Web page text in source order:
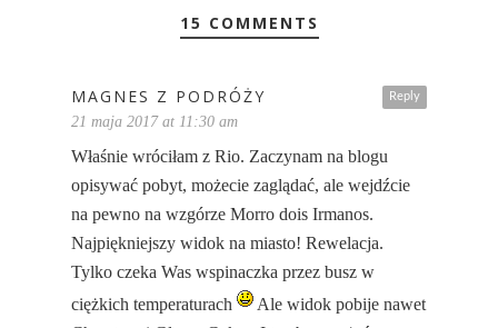
15 COMMENTS
Reply
MAGNES Z PODRÓŻY
21 maja 2017 at 11:30 am
Właśnie wróciłam z Rio. Zaczynam na blogu
opisywać pobyt, możecie zaglądać, ale wejdźcie
na pewno na wzgórze Morro dois Irmanos.
Najpiękniejszy widok na miasto! Rewelacja.
Tylko czeka Was wspinaczka przez busz w
ciężkich temperaturach
Ale widok pobije nawet